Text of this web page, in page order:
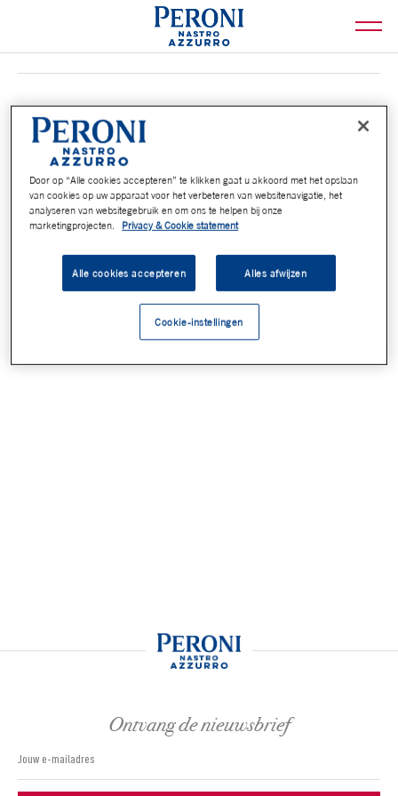
DEZE ACTIE IS AFGELOPEN
De looptijd van deze actie was t/m 21 mei 2023, je kunt helaas niet
meer deelenemen.
Klik hiervoor de actievoorwaarden.
Ontvang de nieuwsbrief
Door op “Alle cookies accepteren” te klikken gaat u akkoord met het opslaan
van cookies op uw apparaat voor het verbeteren van websitenavigatie, het
analyseren van websitegebruik en om ons te helpen bij onze
marketingprojecten. Privacy & Cookie statement
Alle cookies accepteren Alles afwijzen
Cookie-instellingen